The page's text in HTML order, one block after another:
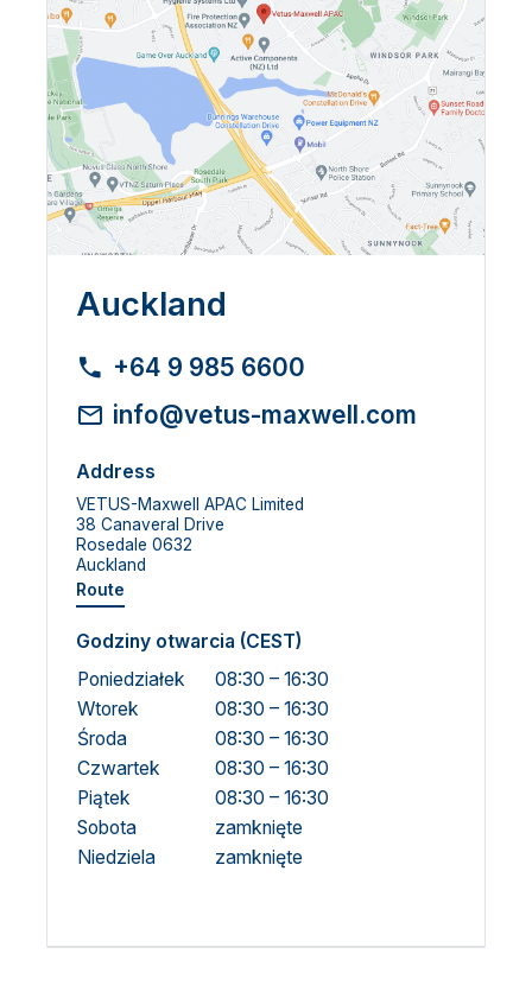
Auckland
+64 9 985 6600
info@vetus-maxwell.com
Address
VETUS-Maxwell APAC Limited
38 Canaveral Drive
Rosedale 0632
Auckland
Route
Godziny otwarcia (CEST)
Poniedziałek
08:30 – 16:30
Wtorek
08:30 – 16:30
Środa
08:30 – 16:30
Czwartek
08:30 – 16:30
Piątek
08:30 – 16:30
Sobota
zamknięte
Niedziela
zamknięte